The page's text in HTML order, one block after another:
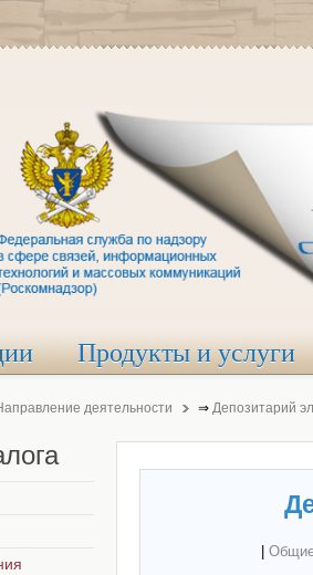
Продукты и услуги
деятельности ⇒ Депозитарий